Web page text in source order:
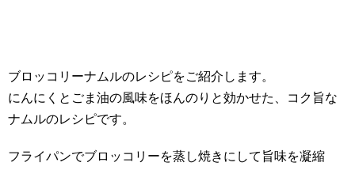
ブロッコリーナムルのレシピをご紹介します。
にんにくとごま油の風味をほんのりと効かせた、コク旨な
ナムルのレシピです。
フライパンでブロッコリーを蒸し焼きにして旨味を凝縮